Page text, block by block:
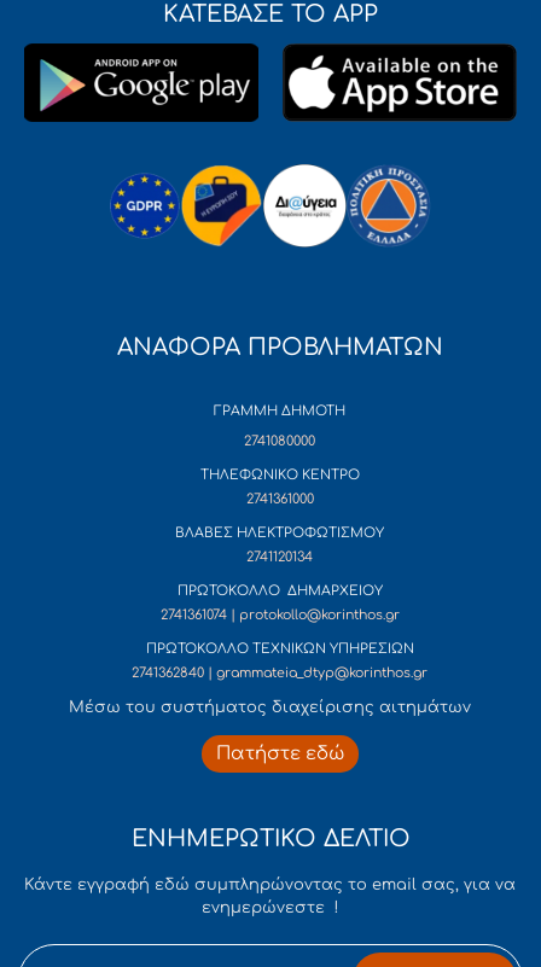
ΚΑΤΕΒΑΣΕ ΤΟ APP
ΑΝΑΦΟΡΑ ΠΡΟΒΛΗΜΑΤΩΝ
ΓΡΑΜΜΗ ΔΗΜΟΤΗ
2741080000
ΤΗΛΕΦΩΝΙΚΟ ΚΕΝΤΡΟ
2741361000
ΒΛΑΒΕΣ ΗΛΕΚΤΡΟΦΩΤΙΣΜΟΥ
2741120134
ΠΡΩΤΟΚΟΛΛΟ ΔΗΜΑΡΧΕΙΟΥ
2741361074 | protokollo@korinthos.gr
ΠΡΩΤΟΚΟΛΛΟ ΤΕΧΝΙΚΩΝ ΥΠΗΡΕΣΙΩΝ
2741362840 | grammateia_dtyp@korinthos.gr
Mέσω του συστήματος διαχείρισης αιτημάτων
Πατήστε εδώ
ΕΝΗΜΕΡΩΤΙΚΟ ΔΕΛΤΙΟ
Κάντε εγγραφή εδώ συμπληρώνοντας το email σας, για να
ενημερώνεστε !